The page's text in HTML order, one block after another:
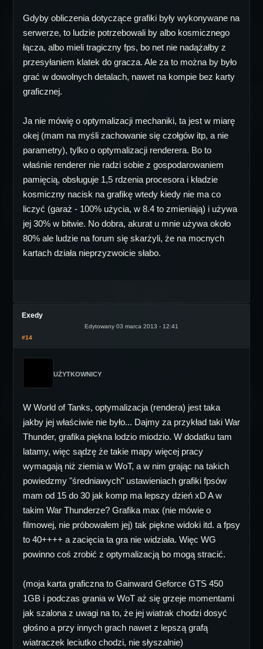
Gdyby obliczenia dotyczące grafiki były wykonywane na
serwerze, to ludzie potrzebowali by albo kosmicznego
łącza, albo mieli tragiczny fps, bo net nie nadążałby z
przesyłaniem klatek do gracza. Ale za to można by było
grać w dowolnych detalach, nawet na kompie bez karty
graficznej.
Ja nie mówię o optymalizacji mechaniki, ta jest w miarę
okej (mam na myśli zachowanie się czołgów itp, a nie
parametry), tylko o optymalizacji renderera. Bo to
właśnie renderer nie radzi sobie z gospodarowaniem
pamięcią, obsługuje 1,5 rdzenia procesora i kładzie
kosmiczny nacisk na grafikę wtedy kiedy nie ma co
liczyć (garaż - 100% użycia, w 8.4 to zmieniają) i używa
jej 30% w bitwie. No dobra, akurat u mnie używa około
80% ale ludzie na forum się skarżyli, że na mocnych
kartach działa nieprzyzwoicie słabo.
Exedy
Edytowany 03 marca 2013 - 12:41
#14
UŻYTKOWNICY
W World of Tanks, optymalizacja (rendera) jest taka
jakby jej właściwie nie było... Dajmy za przykład taki War
Thunder, grafika piękna lodzio miodzio. W dodatku tam
latamy, więc sądzę że takie mapy więcej pracy
wymagają niż ziemia w WoT, a w nim grając na takich
powiedzmy "średniawych" ustawieniach grafiki fpsów
mam od 15 do 30 jak komp ma lepszy dzień xD A w
takim War Thunderze? Grafika max (nie mówie o
filmowej, nie próbowałem jej) tak piękne widoki itd. a fpsy
to 40++++ a zacięcia ta gra nie widziała. Więc WG
powinno coś zrobić z optymalizacją bo mogą stracić.
(moja karta graficzna to Gainward Geforce GTS 450
1GB i podczas grania w WoT aż się grzeje momentami
jak szalona z uwagi na to, że jej wiatrak chodzi dosyć
głośno a przy innych grach nawet z lepszą grafą
wiatraczek leciutko chodzi, nie słyszalnie)